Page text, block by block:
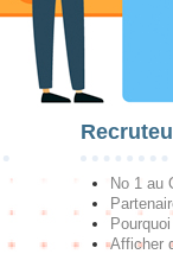
No 1 au
Afficher